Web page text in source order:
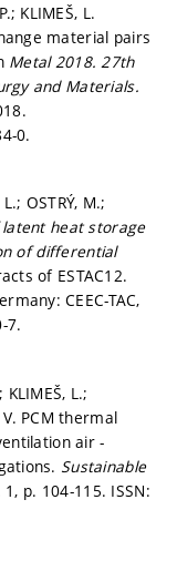
KLIMEŠ, L.
material pairs
Metal 2018. 27th
and Materials.
0.
L.; OSTRÝ, M.;
heat storage
of differential
of ESTAC12.
CEEC-TAC,
7.
KLIMEŠ, L.;
V. PCM thermal
air -
Sustainable
1, p. 104-115. ISSN: